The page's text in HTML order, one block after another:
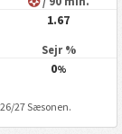
1.67
Sejr %
0%
27 Sæsonen.